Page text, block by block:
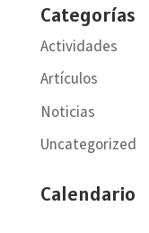
Categorías
Actividades
Artículos
Noticias
Uncategorized
Calendario